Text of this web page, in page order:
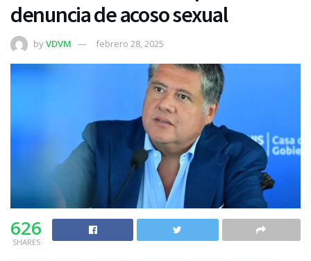
denuncia de acoso sexual
byVDVM febrero 28, 2025
626
SHARES